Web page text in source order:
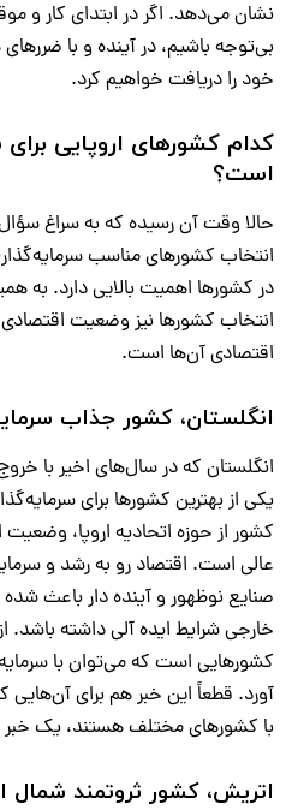
نشان می‌دهد. اگر در ابتدای کار و
بی‌توجه باشیم، در آینده و با
خود را دریافت خواهیم کرد.
کدام کشورهای اروپایی برای
است؟
حالا وقت آن رسیده که به سراغ
انتخاب کشورهای مناسب
در کشورها اهمیت بالایی دارد. به
انتخاب کشورها نیز وضعیت
اقتصادی آن‌ها است.
انگلستان، کشور جذاب
انگلستان که در سال‌های اخیر با
یکی از بهترین کشورها برای
کشور از حوزه اتحادیه اروپا، وضعیت
عالی است. اقتصاد رو به رشد و
صنایع نوظهور و آینده دار باعث
خارجی شرایط ایده آلی داشته باشد.
کشورهایی است که می‌توان با
آورد. قطعاً این خبر هم برای
با کشورهای مختلف هستند، یک
اتریش، کشور ثروتمند شمال